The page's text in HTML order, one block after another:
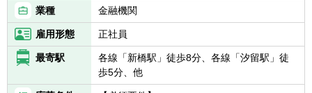
- 書籍購入支援や研修参加等、キャリアアッ
プ・自己研鑽機会も豊富
■投資業務やマネジメントキャリアへのチャ
レンジ
- 手を上げれば投資業務へもチャレンジ可能
- 投資先の取締役就任を通じて、経営に関与
業種 金融機関
雇用形態 正社員
最寄駅
各線「新橋駅」徒歩8分、各線「汐留駅」徒
歩5分、他